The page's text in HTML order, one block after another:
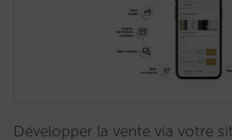
Développer la vente via votre